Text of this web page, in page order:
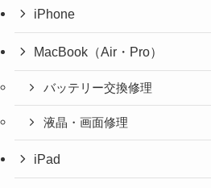
iPhone
MacBook（Air・Pro）
バッテリー交換修理
液晶・画面修理
iPad